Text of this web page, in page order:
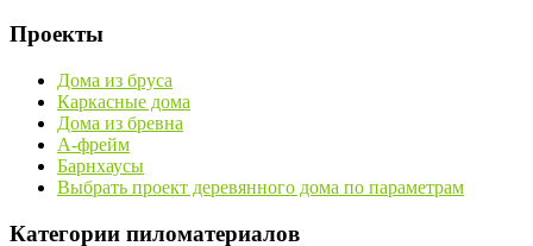
Проекты
Дома из бруса
Каркасные дома
Дома из бревна
А-фрейм
Барнхаусы
Выбрать проект деревянного дома по параметрам
Категории пиломатериалов